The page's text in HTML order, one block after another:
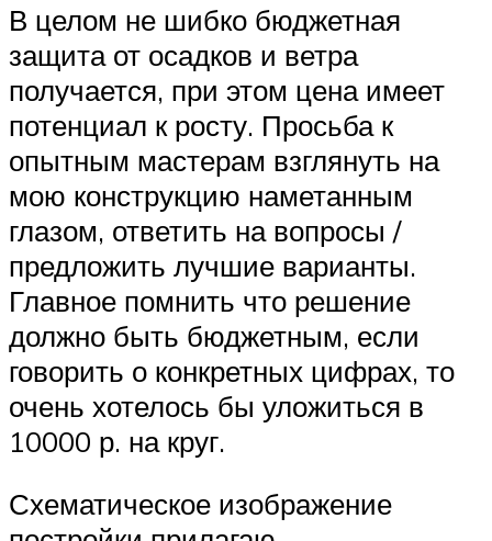
В целом не шибко бюджетная
защита от осадков и ветра
получается, при этом цена имеет
потенциал к росту. Просьба к
опытным мастерам взглянуть на
мою конструкцию наметанным
глазом, ответить на вопросы /
предложить лучшие варианты.
Главное помнить что решение
должно быть бюджетным, если
говорить о конкретных цифрах, то
очень хотелось бы уложиться в
10000 р. на круг.
Схематическое изображение